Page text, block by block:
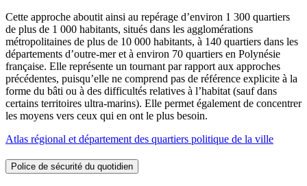
Cette approche aboutit ainsi au repérage d’environ 1 300 quartiers
de plus de 1 000 habitants, situés dans les agglomérations
métropolitaines de plus de 10 000 habitants, à 140 quartiers dans les
départements d’outre-mer et à environ 70 quartiers en Polynésie
française. Elle représente un tournant par rapport aux approches
précédentes, puisqu’elle ne comprend pas de référence explicite à la
forme du bâti ou à des difficultés relatives à l’habitat (sauf dans
certains territoires ultra-marins). Elle permet également de concentrer
les moyens vers ceux qui en ont le plus besoin.
Atlas régional et département des quartiers politique de la ville
Police de sécurité du quotidien